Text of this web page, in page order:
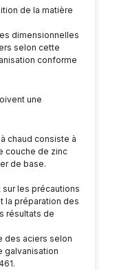
de la matière
dimensionnelles
selon cette
conforme
une
chaud consiste à
couche de zinc
de base.
sur les précautions
la préparation des
résultats de
des aciers selon
galvanisation